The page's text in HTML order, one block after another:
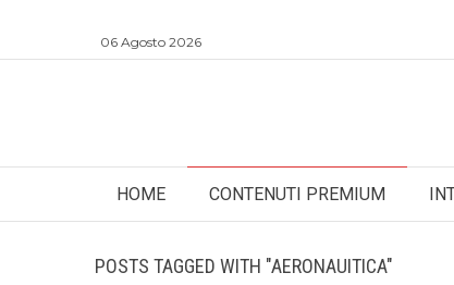
06 Agosto 2026
HOME CONTENUTI PREMIUM
POSTS TAGGED WITH "AERONAUITICA"